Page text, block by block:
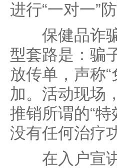
进行“一对一”
保健品诈骗
型套路是：骗
放传单，声称
加。活动现场
推销所谓的“
没有任何治疗
在入户宣讲